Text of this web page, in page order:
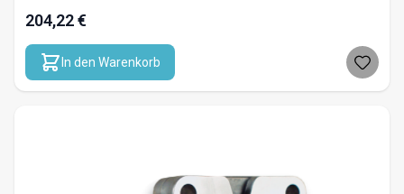
204,22 €
In den Warenkorb